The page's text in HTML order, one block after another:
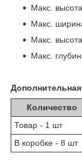
Макс.
Макс.
Макс.
Макс.
Количество
Товар - 1 шт
В коробке - 8 шт